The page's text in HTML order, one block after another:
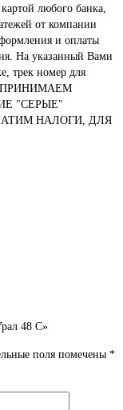
любого банка,
от компании
и оплаты
На указанный Вами
трек номер для
ПРИНИМАЕМ
"СЕРЫЕ"
НАЛОГИ, ДЛЯ
48 С»
поля помечены *